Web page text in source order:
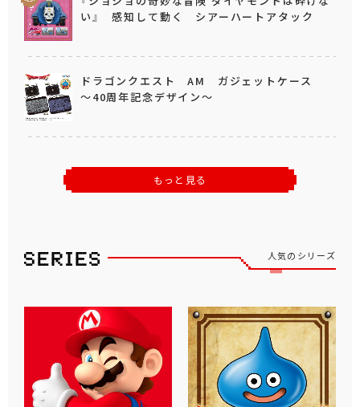
い』 感知して動く シアーハートアタック
ドラゴンクエスト AM ガジェットケース
～40周年記念デザイン～
もっと見る
人気のシリーズ